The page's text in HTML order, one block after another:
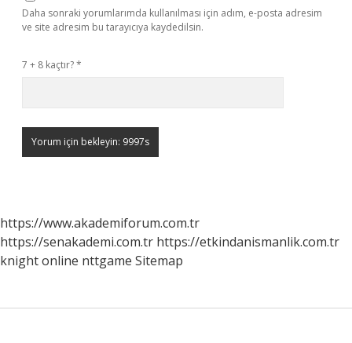
Daha sonraki yorumlarımda kullanılması için adım, e-posta adresim
ve site adresim bu tarayıcıya kaydedilsin.
7 + 8 kaçtır?*
https://www.akademiforum.com.tr
https://senakademi.com.tr https://etkindanismanlik.com.tr
knight online nttgame Sitemap